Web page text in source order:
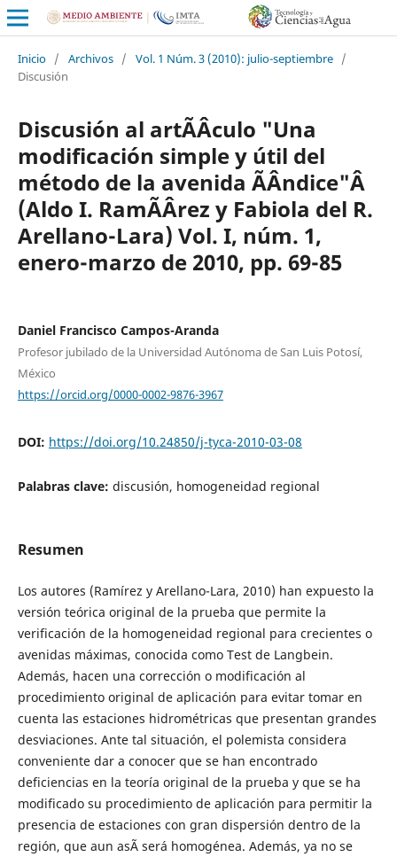
Inicio / Archivos / Vol. 1 Núm. 3 (2010): julio-septiembre /
Discusión
Discusión al artÃ­Â­culo "Una
modificación simple y útil del
método de la avenida Ã­Â­ndice"Â
(Aldo I. RamÃ­Â­rez y Fabiola del R.
Arellano-Lara) Vol. I, núm. 1,
enero-marzo de 2010, pp. 69-85
Daniel Francisco Campos-Aranda
Profesor jubilado de la Universidad Autónoma de San Luis Potosí,
México
https://orcid.org/0000-0002-9876-3967
DOI: https://doi.org/10.24850/j-tyca-2010-03-08
Palabras clave: discusión, homogeneidad regional
Resumen
Los autores (Ramírez y Arellano-Lara, 2010) han expuesto la
versión teórica original de la prueba que permite la
verificación de la homogeneidad regional para crecientes o
avenidas máximas, conocida como Test de Langbein.
Además, hacen una corrección o modificación al
procedimiento original de aplicación para evitar tomar en
cuenta las estaciones hidrométricas que presentan grandes
desviaciones. Ante tal situación, el polemista considera
conveniente dar a conocer que se han encontrado
deficiencias en la teoría original de la prueba y que se ha
modificado su procedimiento de aplicación para permitir la
presencia de estaciones con gran dispersión dentro de la
región, que aun asÃ­ será homogénea. Además, ya no se